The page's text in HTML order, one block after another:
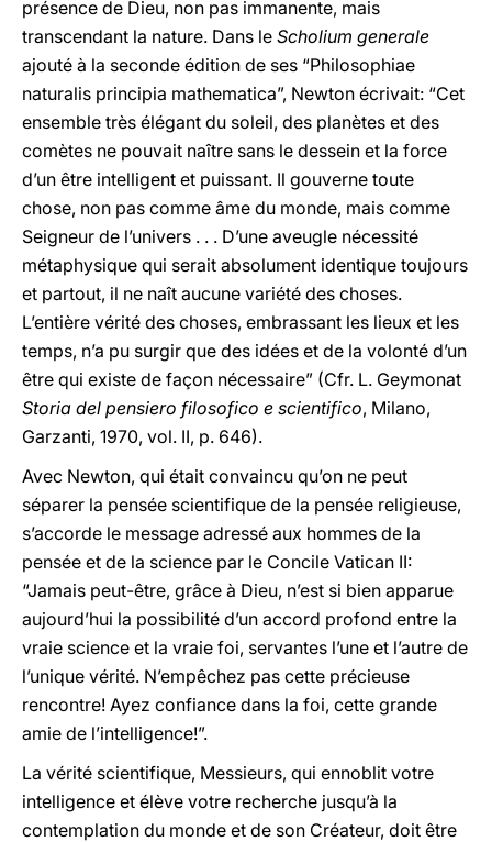
présence de Dieu, non pas immanente, mais
transcendant la nature. Dans le Scholium generale
ajouté à la seconde édition de ses “Philosophiae
naturalis principia mathematica”, Newton écrivait: “Cet
ensemble très élégant du soleil, des planètes et des
comètes ne pouvait naître sans le dessein et la force
d’un être intelligent et puissant. Il gouverne toute
chose, non pas comme âme du monde, mais comme
Seigneur de l’univers . . . D’une aveugle nécessité
métaphysique qui serait absolument identique toujours
et partout, il ne naît aucune variété des choses.
L’entière vérité des choses, embrassant les lieux et les
temps, n’a pu surgir que des idées et de la volonté d’un
être qui existe de façon nécessaire” (Cfr. L. Geymonat
Storia del pensiero filosofico e scientifico, Milano,
Garzanti, 1970, vol. II, p. 646).
Avec Newton, qui était convaincu qu’on ne peut
séparer la pensée scientifique de la pensée religieuse,
s’accorde le message adressé aux hommes de la
pensée et de la science par le Concile Vatican II:
“Jamais peut-être, grâce à Dieu, n’est si bien apparue
aujourd’hui la possibilité d’un accord profond entre la
vraie science et la vraie foi, servantes l’une et l’autre de
l’unique vérité. N’empêchez pas cette précieuse
rencontre! Ayez confiance dans la foi, cette grande
amie de l’intelligence!”.
La vérité scientifique, Messieurs, qui ennoblit votre
intelligence et élève votre recherche jusqu’à la
contemplation du monde et de son Créateur, doit être